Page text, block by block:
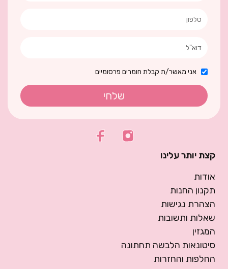
אני מאשר/ת קבלת חומרים פרסומיים
שלחי
קצת יותר עלינו
אודות
תקנון החנות
הצהרת נגישות
שאלות ותשובות
המגזין
סיטונאות הלבשה תחתונה
החלפות והחזרות